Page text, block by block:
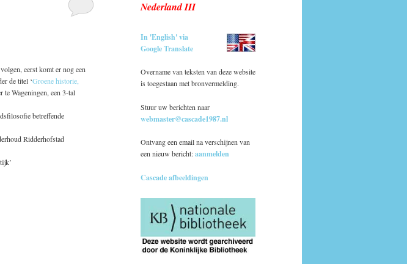
eerst komt er nog een
de titel ‘Groene historie,
te Wageningen, een 3-tal
betreffende
Ridderhofstad
Nederland III
In 'English' via
Google Translate
Overname van teksten van deze website
is toegestaan met bronvermelding.
Stuur uw berichten naar
webmaster@cascade1987.nl
Ontvang een email na verschijnen van
een nieuw bericht:aanmelden
Cascade afbeeldingen